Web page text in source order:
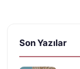
Son Yazılar